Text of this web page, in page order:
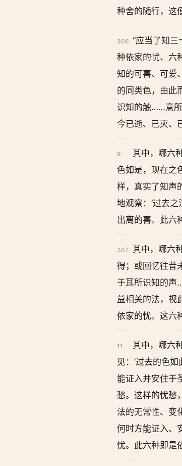
种舍的随行，这
306 “应当了知
种依家的忧、六
知的可喜、可爱
的同类色，由
识知的触……意
今已逝、已灭、
9
其中，哪六
色如是，现在之
样，真实了知
地观察：‘过去
出离的喜。此六
307
其中，哪六
得；或回忆往昔
于耳所识知的
益相关的法，视
依家的忧。这六
11
其中，哪六
见：‘过去的色
能证入并安住于
愁。这样的忧愁
法的无常性、变
何时方能证入、
忧。此六种即是